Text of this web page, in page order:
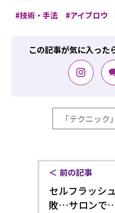
技術・手法
アイブロウ
この記事が気に入った
「テクニッ
前の記事
セルフラッシ
敗…サロンで